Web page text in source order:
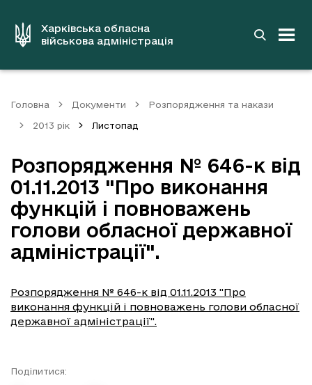
вмістуХарківська обласна
військова адміністрація
Головна Документи Розпорядження та накази
2013 рік Листопад
Розпорядження № 646-к від
01.11.2013 "Про виконання
функцій і повноважень
голови обласної державної
адміністрації".
Розпорядження № 646-к від 01.11.2013 "Про
виконання функцій і повноважень голови обласної
державної адміністрації".
Поділитися: